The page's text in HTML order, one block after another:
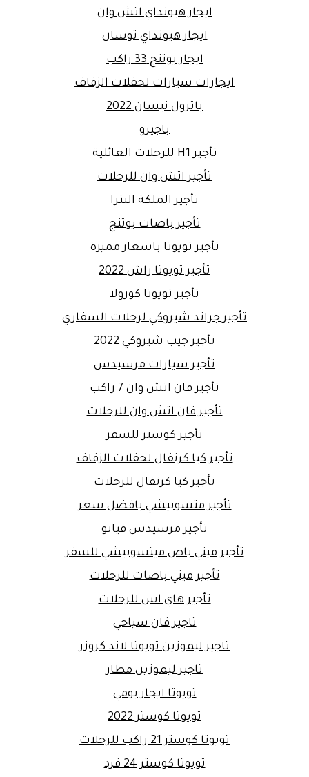
ايجار هيونداي اتش وان
ايجار هيونداي توسان
ايجار يوتنج 33 راكب
ايجارات سيارات لحفلات الزفاف
باترول نيسان 2022
باجيرو
تأجير H1 للرحلات العائلية
تأجير اتش وان للرحلات
تأجير الملكة النترا
تأجير باصات يوتنج
تأجير تويوتا باسعار مميزة
تأجير تويوتا راش 2022
تأجير تويوتا كورولا
تأجير جراند شيروكي لرحلات السفاري
تأجير جيب شيروكي 2022
تأجير سيارات مرسيدس
تأجير فان اتش وان 7 راكب
تأجير فان اتش وان للرحلات
تأجير كوستر للسفر
تأجير كيا كرنفال لحفلات الزفاف
تأجير كيا كرنفال للرحلات
تأجير متسوبيشي بافضل سعر
تأجير مرسيدس فيانو
تأجير ميني باص ميتسوبيشي للسفر
تأجير ميني باصات للرحلات
تأجير هاي اس للرحلات
تاجير فان سياحي
تاجير ليموزين تويوتا لاند كروزر
تاجير ليموزين مطار
تويوتا ايجار يومي
تويوتا كوستر 2022
تويوتا كوستر 21 راكب للرحلات
تويوتا كوستر 24 فرد